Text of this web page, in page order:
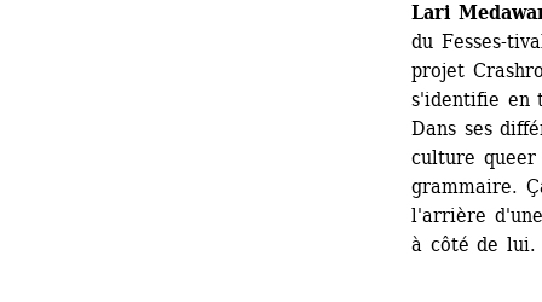
Lari
du Fesses-
projet
s'identifie en
Dans ses
culture
grammaire.
l'arrière
à côté de lui.